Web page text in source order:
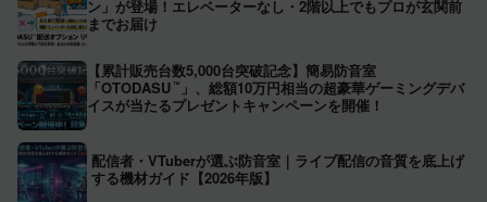
ン」が登場！エレベーターなし・2階以上でもプロが玄関前
までお届け
【累計販売台数5,000台突破記念】簡易防音室
「OTODASU ™
」、総額10万円相当の超豪華ゲーミングデバ
イスが当たるプレゼントキャンペーンを開催！
配信者・VTuberが選ぶ防音室｜ライブ配信の音質を底上げ
する機材ガイド【2026年版】